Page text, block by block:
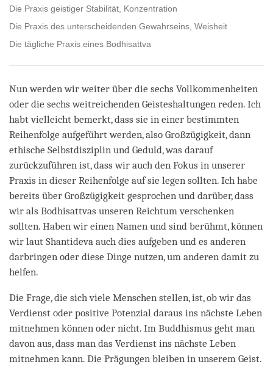
Die Praxis geistiger Stabilität, Konzentration
Die Praxis des unterscheidenden Gewahrseins, Weisheit
Die tägliche Praxis eines Bodhisattva
Nun werden wir weiter über die sechs Vollkommenheiten
oder die sechs weitreichenden Geisteshaltungen reden. Ich
habt vielleicht bemerkt, dass sie in einer bestimmten
Reihenfolge aufgeführt werden, also Großzügigkeit, dann
ethische Selbstdisziplin und Geduld, was darauf
zurückzuführen ist, dass wir auch den Fokus in unserer
Praxis in dieser Reihenfolge auf sie legen sollten. Ich habe
bereits über Großzügigkeit gesprochen und darüber, dass
wir als Bodhisattvas unseren Reichtum verschenken
sollten. Haben wir einen Namen und sind berühmt, können
wir laut Shantideva auch dies aufgeben und es anderen
darbringen oder diese Dinge nutzen, um anderen damit zu
helfen.
Die Frage, die sich viele Menschen stellen, ist, ob wir das
Verdienst oder positive Potenzial daraus ins nächste Leben
mitnehmen können oder nicht. Im Buddhismus geht man
davon aus, dass man das Verdienst ins nächste Leben
mitnehmen kann. Die Prägungen bleiben in unserem Geist.